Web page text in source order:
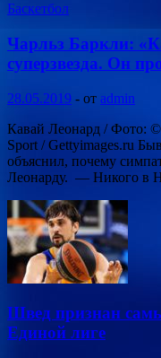
Баскетбол
Чарльз Баркли:
суперзвезда. Он
28.05.2019 - от admin
Кавай Леонард / Фото:
Sport / Gettyimages.ru
объяснил, почему
Леонарду. — Никого в
Швед признан
Единой лиге